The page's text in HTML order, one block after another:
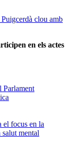
clou amb
en els actes
Parlament
el focus en la
mental